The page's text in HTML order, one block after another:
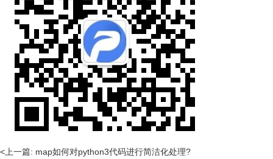
<上一篇: map如何对python3代码进行简洁化处理?